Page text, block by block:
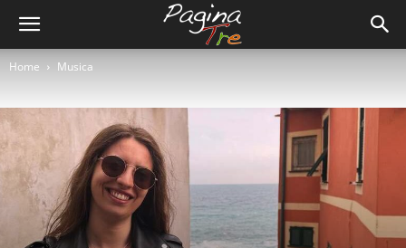
Home Musica